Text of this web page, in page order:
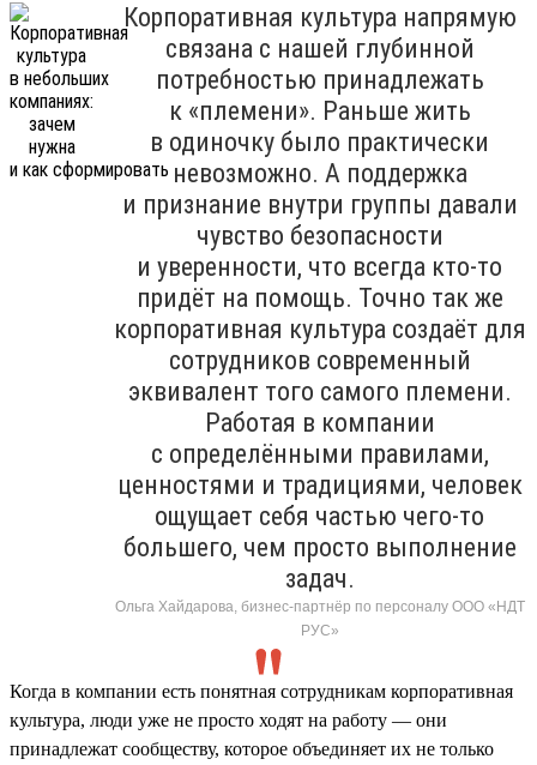
Корпоративная культура напрямую
связана с нашей глубинной
потребностью принадлежать
к «племени». Раньше жить
в одиночку было практически
невозможно. А поддержка
и признание внутри группы давали
чувство безопасности
и уверенности, что всегда кто-то
придёт на помощь. Точно так же
корпоративная культура создаёт для
сотрудников современный
эквивалент того самого племени.
Работая в компании
с определёнными правилами,
ценностями и традициями, человек
ощущает себя частью чего-то
большего, чем просто выполнение
задач.
Ольга Хайдарова, бизнес-партнёр по персоналу ООО «НДТ
РУС»
Когда в компании есть понятная сотрудникам корпоративная
культура, люди уже не просто ходят на работу — они
принадлежат сообществу, которое объединяет их не только